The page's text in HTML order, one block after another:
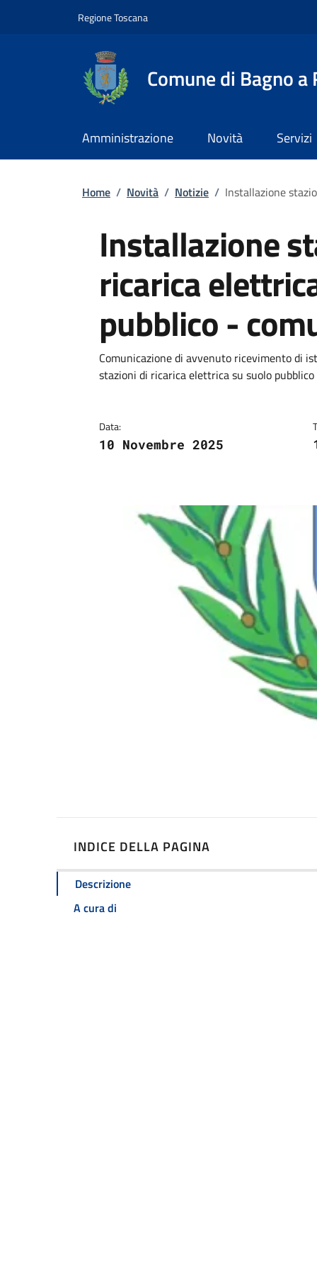
Regione ToscanaSlim top
Comune di Bagno a
Amministrazione Novità Servizi
Briciole di pane
Home / Novità / Notizie / Installazione
Installazione
ricarica
pubblico -
Dettagli
Descrizione breve
Comunicazione di avvenuto ricevimento di
stazioni di ricarica elettrica su suolo pubblico
Data:
10 Novembre 2025
INDICE DELLA PAGINA
Descrizione
A cura di